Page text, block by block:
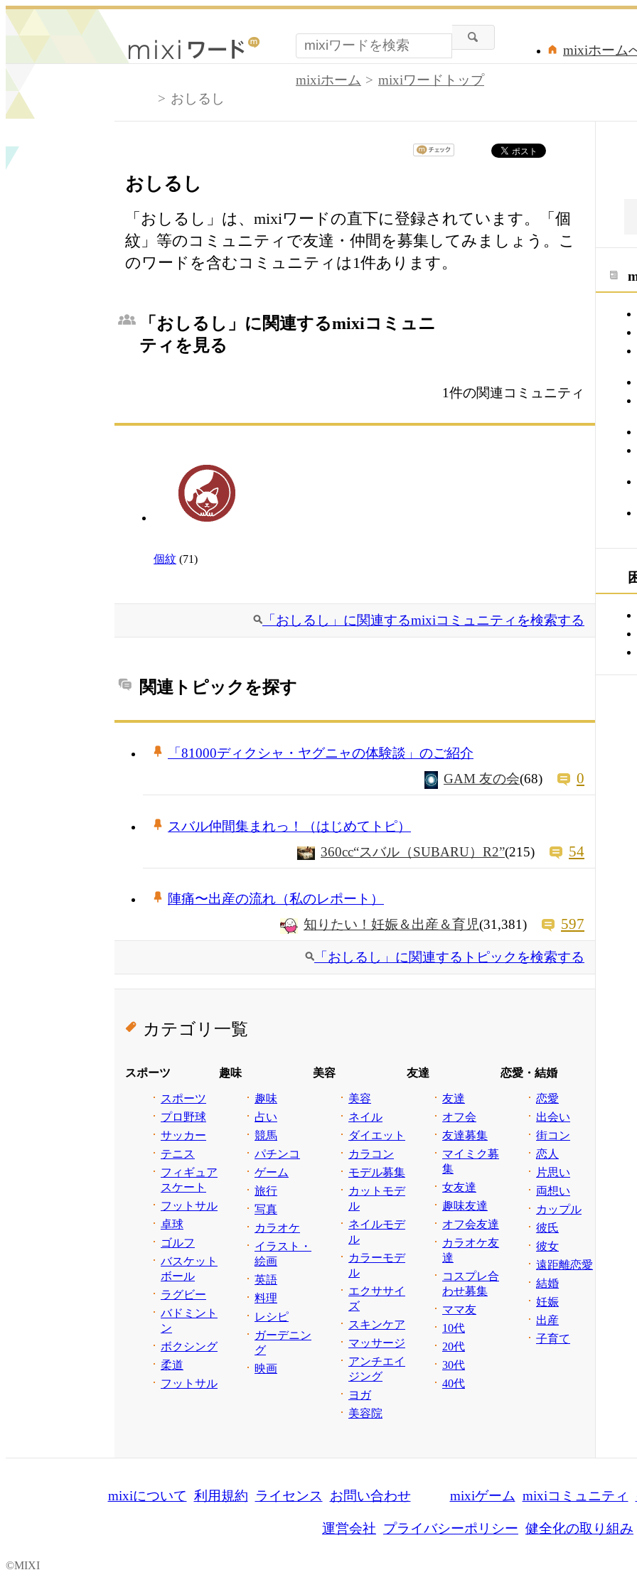
mixiホーム
mixiホーム
mixiワードトップ
おしるし
おしるし
「おしるし」は、mixiワードの直下に登録されています。「個
紋」等のコミュニティで友達・仲間を募集してみましょう。こ
のワードを含むコミュニティは1件あります。
「おしるし」に関連するmixiコミュニ
ティを見る
1件の関連コミュニティ
個紋 (71)
「おしるし」に関連するmixiコミュニティを検索する
関連トピックを探す
「81000ディクシャ・ヤグニャの体験談」のご紹介
GAM 友の会(68) 0
スバル仲間集まれっ！（はじめてトピ）
360cc“スバル（SUBARU）R2”(215) 54
陣痛〜出産の流れ（私のレポート）
知りたい！妊娠＆出産＆育児(31,381) 597
「おしるし」に関連するトピックを検索する
カテゴリ一覧
スポーツ
スポーツ
プロ野球
サッカー
テニス
フィギュア
スケート
フットサル
卓球
ゴルフ
バスケット
ボール
ラグビー
バドミント
ン
ボクシング
柔道
フットサル
趣味
趣味
占い
競馬
パチンコ
ゲーム
旅行
写真
カラオケ
イラスト・
絵画
英語
料理
レシピ
ガーデニン
グ
映画
美容
美容
ネイル
ダイエット
カラコン
モデル募集
カットモデ
ル
ネイルモデ
ル
カラーモデ
ル
エクササイ
ズ
スキンケア
マッサージ
アンチエイ
ジング
ヨガ
美容院
友達
友達
オフ会
友達募集
マイミク募
集
女友達
趣味友達
オフ会友達
カラオケ友
達
コスプレ合
わせ募集
ママ友
10代
20代
30代
40代
恋愛・結婚
恋愛
出会い
街コン
恋人
片思い
両想い
カップル
彼氏
彼女
遠距離恋愛
結婚
妊娠
出産
子育て
mixiについて 利用規約 ライセンス お問い合わせ mixiゲーム mixiコミュニティ
運営会社 プライバシーポリシー 健全化の取り組み
©MIXI